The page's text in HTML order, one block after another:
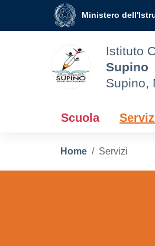
Vai ai contenuti
Vai al menu di navigazione
Ministero
Istituto
Supino
Supino,
Scuola
Home Servizi